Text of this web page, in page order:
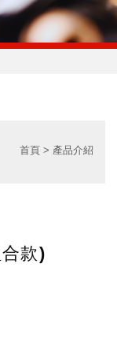
首頁 產品介紹
款)